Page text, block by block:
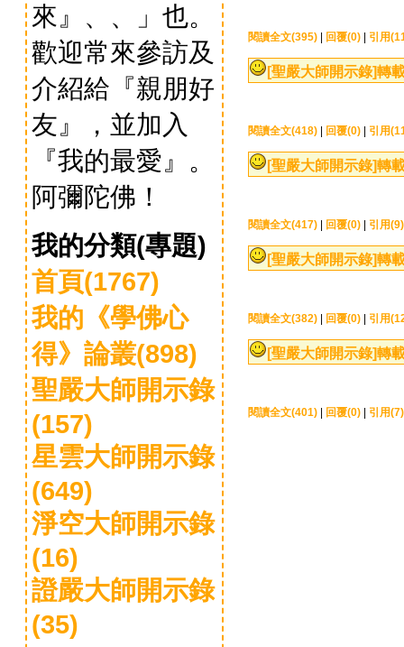
來』、、」也。
歡迎常來參訪及
介紹給『親朋好
友』，並加入
『我的最愛』。
阿彌陀佛！
我的分類(專題)
首頁(1767)
我的《學佛心
得》論叢(898)
聖嚴大師開示錄
(157)
星雲大師開示錄
(649)
淨空大師開示錄
(16)
證嚴大師開示錄
(35)
閱讀全文(395) 回覆(0) 引用
[聖嚴大師開示錄]轉
閱讀全文(418) 回覆(0) 引用
[聖嚴大師開示錄]轉
閱讀全文(417) 回覆(0) 引用(9)
[聖嚴大師開示錄]轉
閱讀全文(382) 回覆(0) 引用
[聖嚴大師開示錄]轉
閱讀全文(401) 回覆(0) 引用(7)